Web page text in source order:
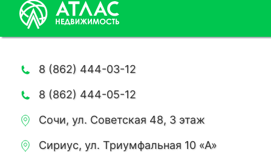
8 (862) 444-03-12
8 (862) 444-05-12
Сочи, ул. Советская 48, 3 этаж
Сириус, ул. Триумфальная 10 «А»